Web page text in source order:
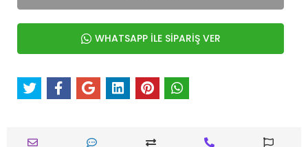
WHATSAPP İLE SİPARİŞ VER